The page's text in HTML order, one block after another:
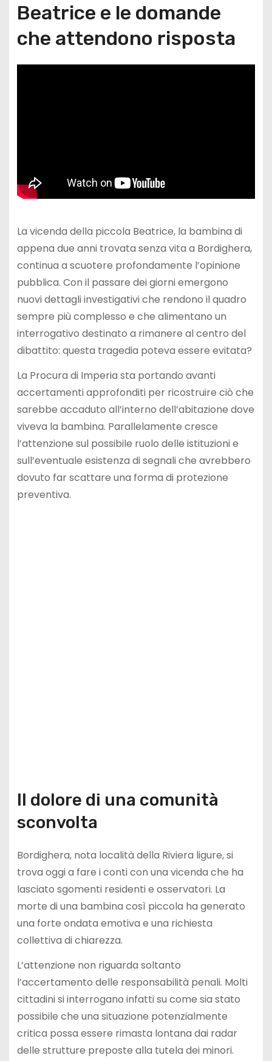
Beatrice e le domande
che attendono risposta
La vicenda della piccola Beatrice, la bambina di
appena due anni trovata senza vita a Bordighera,
continua a scuotere profondamente l’opinione
pubblica. Con il passare dei giorni emergono
nuovi dettagli investigativi che rendono il quadro
sempre più complesso e che alimentano un
interrogativo destinato a rimanere al centro del
dibattito: questa tragedia poteva essere evitata?
La Procura di Imperia sta portando avanti
accertamenti approfonditi per ricostruire ciò che
sarebbe accaduto all’interno dell’abitazione dove
viveva la bambina. Parallelamente cresce
l’attenzione sul possibile ruolo delle istituzioni e
sull’eventuale esistenza di segnali che avrebbero
dovuto far scattare una forma di protezione
preventiva.
Il dolore di una comunità
sconvolta
Bordighera, nota località della Riviera ligure, si
trova oggi a fare i conti con una vicenda che ha
lasciato sgomenti residenti e osservatori. La
morte di una bambina così piccola ha generato
una forte ondata emotiva e una richiesta
collettiva di chiarezza.
L’attenzione non riguarda soltanto
l’accertamento delle responsabilità penali. Molti
cittadini si interrogano infatti su come sia stato
possibile che una situazione potenzialmente
critica possa essere rimasta lontana dai radar
delle strutture preposte alla tutela dei minori.